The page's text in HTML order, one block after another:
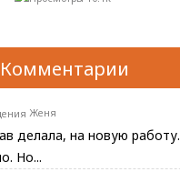
Комментарии
Женя
делала, на новую работу.
Но...